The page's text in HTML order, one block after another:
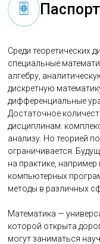
Среди теоретических
специальные
алгебру,
дискретную
дифференциальные
Достаточное
дисциплинам:
анализу. Но теорией
ограничивается.
на практике,
компьютерных
методы в различных
Математика —
которой открыта
могут заниматься